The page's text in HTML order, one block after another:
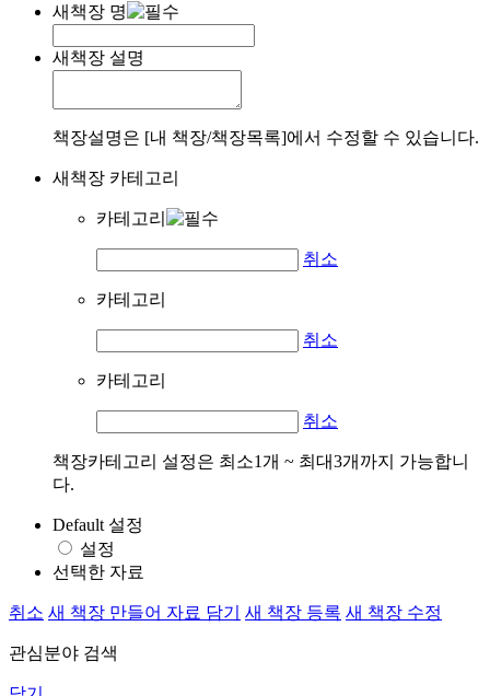
새책장 명
새책장 설명
책장설명은 [내 책장/책장목록]에서 수정할 수 있습니다.
새책장 카테고리
카테고리
취소
카테고리
취소
카테고리
취소
책장카테고리 설정은 최소1개 ~ 최대3개까지 가능합니
다.
Default 설정
설정
선택한 자료
취소 새 책장 만들어 자료 담기 새 책장 등록 새 책장 수정
관심분야 검색